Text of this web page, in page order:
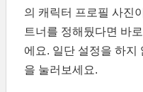
의 캐릭터 프로필 사진
트너를 정해뒀다면 바
에요. 일단 설정을 하지
을 눌러보세요.